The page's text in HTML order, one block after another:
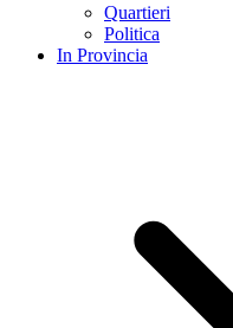
Quartieri
Politica
In Provincia